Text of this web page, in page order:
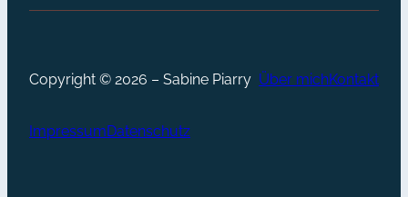
Copyright © 2026 – Sabine Piarry Über michKontakt
ImpressumDatenschutz